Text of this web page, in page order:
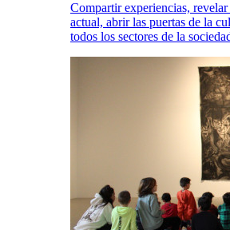
Compartir experiencias, revelar
actual, abrir las puertas de la
todos los sectores de la